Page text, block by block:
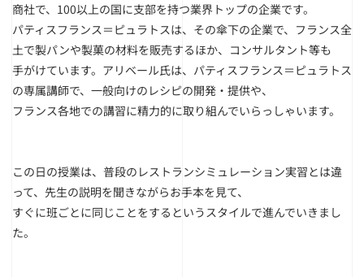
商社で、100以上の国に支部を持つ業界トップの企業です。
パティスフランス＝ピュラトスは、その傘下の企業で、フランス全
土で製パンや製菓の材料を販売するほか、コンサルタント等も
手がけています。アリベール氏は、パティスフランス＝ピュラトス
の専属講師で、一般向けのレシピの開発・提供や、
フランス各地での講習に精力的に取り組んでいらっしゃいます。
この日の授業は、普段のレストランシミュレーション実習とは違
って、先生の説明を聞きながらお手本を見て、
すぐに班ごとに同じことをするというスタイルで進んでいきまし
た。